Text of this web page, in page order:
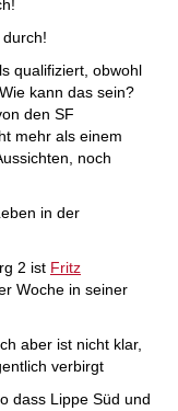
qualifiziert, obwohl
kann das sein?
den SF
mehr als einem
noch
in der
2 ist Fritz
Woche in seiner
aber ist nicht klar,
verbirgt
dass Lippe Süd und